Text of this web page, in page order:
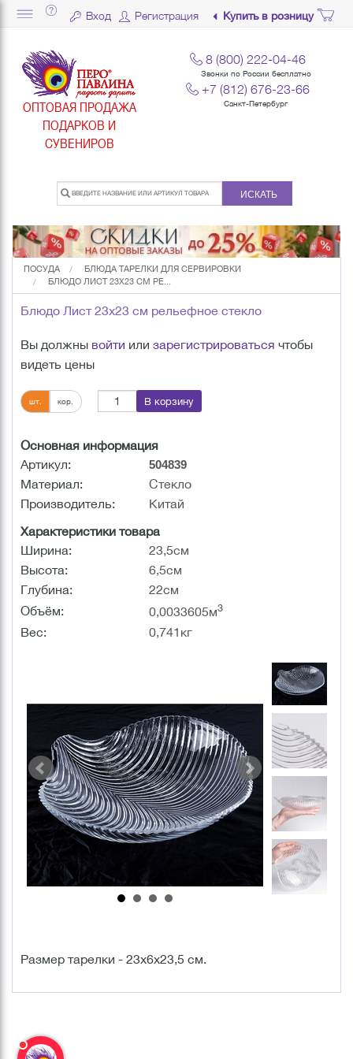
Вход Регистрация Купить в розницу
ОПТОВАЯ ПРОДАЖА
ПОДАРКОВ И
СУВЕНИРОВ
8 (800) 222-04-46
Звонки по России бесплатно
+7 (812) 676-23-66
Санкт-Петербург
ИСКАТЬ
ПОСУДА
БЛЮДА ТАРЕЛКИ ДЛЯ СЕРВИРОВКИ
БЛЮДО ЛИСТ 23Х23 СМ РЕ...
Блюдо Лист 23х23 см рельефное стекло
Вы должны войти или зарегистрироваться чтобы
видеть цены
шт. кор. В корзину
Основная информация
Артикул:
504839
Материал:
Стекло
Производитель:
Китай
Характеристики товара
Ширина:
23,5см
Высота:
6,5см
Глубина:
22см
Объём:
0,0033605м3
Вес: 0,741кг
Размер тарелки - 23х6х23,5 см.